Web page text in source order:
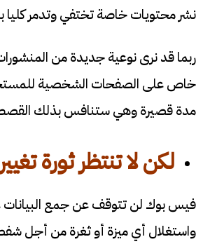
نشر محتويات خاصة تختفي وتدمر
ربما قد نرى نوعية جديدة من
خاص على الصفحات الشخصية
مدة قصيرة وهي ستنافس بذلك
لكن لا تنتظر ثورة
فيس بوك لن تتوقف عن جمع
واستغلال أي ميزة أو ثغرة من أجل